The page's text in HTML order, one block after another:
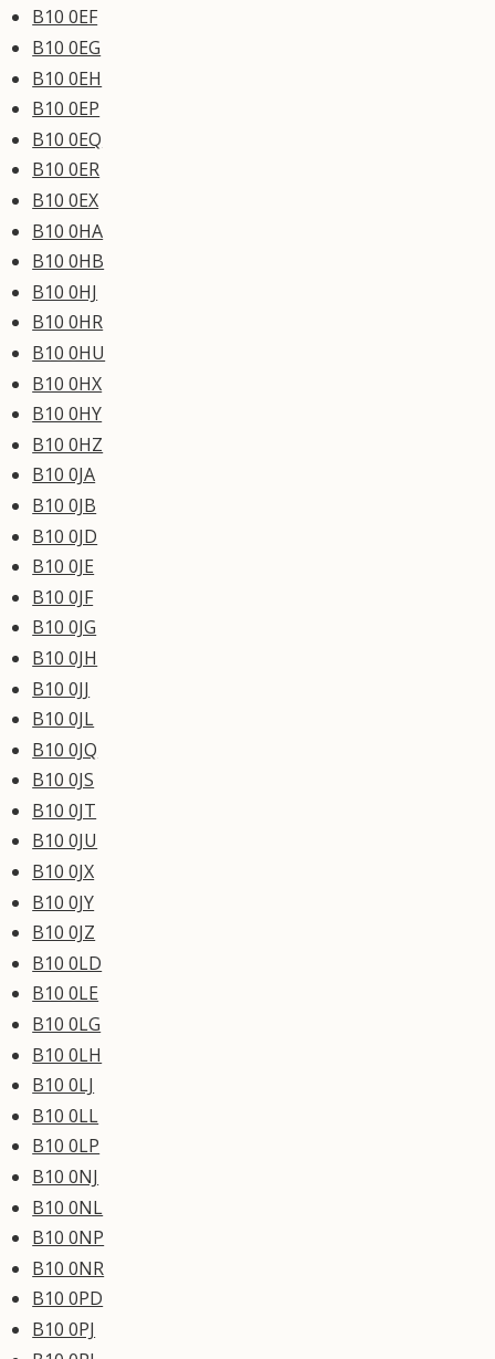
B10 0EF
B10 0EG
B10 0EH
B10 0EP
B10 0EQ
B10 0ER
B10 0EX
B10 0HA
B10 0HB
B10 0HJ
B10 0HR
B10 0HU
B10 0HX
B10 0HY
B10 0HZ
B10 0JA
B10 0JB
B10 0JD
B10 0JE
B10 0JF
B10 0JG
B10 0JH
B10 0JJ
B10 0JL
B10 0JQ
B10 0JS
B10 0JT
B10 0JU
B10 0JX
B10 0JY
B10 0JZ
B10 0LD
B10 0LE
B10 0LG
B10 0LH
B10 0LJ
B10 0LL
B10 0LP
B10 0NJ
B10 0NL
B10 0NP
B10 0NR
B10 0PD
B10 0PJ